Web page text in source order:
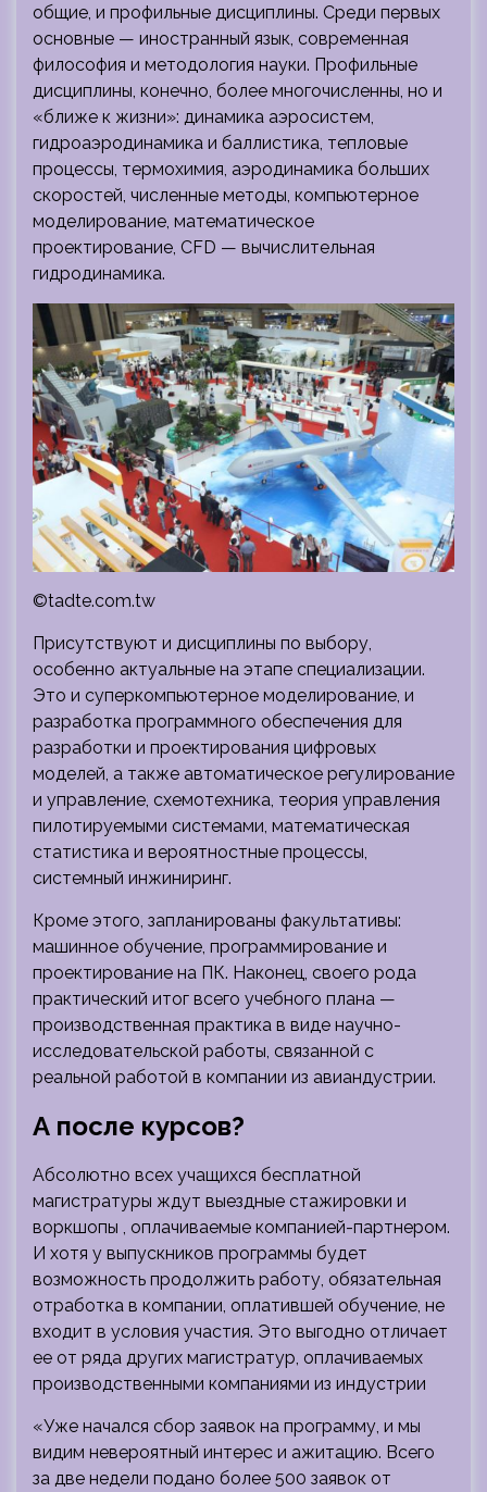
общие, и профильные дисциплины. Среди первых
основные — иностранный язык, современная
философия и методология науки. Профильные
дисциплины, конечно, более многочисленны, но и
«ближе к жизни»: динамика аэросистем,
гидроаэродинамика и баллистика, тепловые
процессы, термохимия, аэродинамика больших
скоростей, численные методы, компьютерное
моделирование, математическое
проектирование, CFD — вычислительная
гидродинамика.
©tadte.com.tw
Присутствуют и дисциплины по выбору,
особенно актуальные на этапе специализации.
Это и суперкомпьютерное моделирование, и
разработка программного обеспечения для
разработки и проектирования цифровых
моделей, а также автоматическое регулирование
и управление, схемотехника, теория управления
пилотируемыми системами, математическая
статистика и вероятностные процессы,
системный инжиниринг.
Кроме этого, запланированы факультативы:
машинное обучение, программирование и
проектирование на ПК. Наконец, своего рода
практический итог всего учебного плана —
производственная практика в виде научно-
исследовательской работы, связанной с
реальной работой в компании из авиандустрии.
А после курсов?
Абсолютно всех учащихся бесплатной
магистратуры ждут выездные стажировки и
воркшопы , оплачиваемые компанией-партнером.
И хотя у выпускников программы будет
возможность продолжить работу, обязательная
отработка в компании, оплатившей обучение, не
входит в условия участия. Это выгодно отличает
ее от ряда других магистратур, оплачиваемых
производственными компаниями из индустрии
«Уже начался сбор заявок на программу, и мы
видим невероятный интерес и ажитацию. Всего
за две недели подано более 500 заявок от